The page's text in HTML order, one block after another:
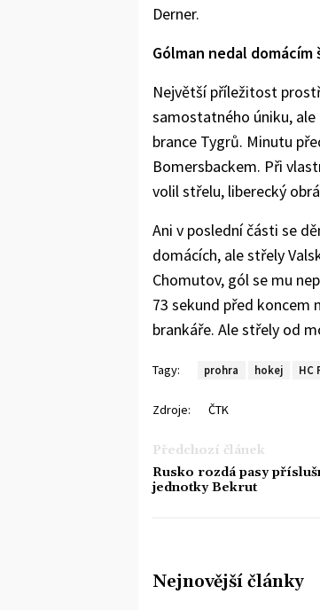
Derner.
Gólman nedal domácím
Největší příležitost
samostatného úniku,
brance Tygrů. Minutu
Bomersbackem. Při
volil střelu, liberecký
Ani v poslední části se
domácích, ale střely
Chomutov, gól se mu
73 sekund před koncem
brankáře. Ale střely od
Tagy: prohra hokej HC
Zdroje: ČTK
Předchozí článek
Rusko rozdá pasy
jednotky Bekrut
Nejnovější články